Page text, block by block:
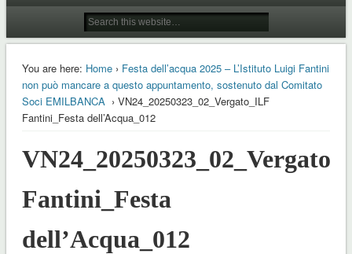
You are here: Home› Festa dell’acqua 2025 – L’Istituto Luigi Fantini
non può mancare a questo appuntamento, sostenuto dal Comitato
Soci EMILBANCA › VN24_20250323_02_Vergato_ILF
Fantini_Festa dell’Acqua_012
Fantini_Festa
dell’Acqua_012